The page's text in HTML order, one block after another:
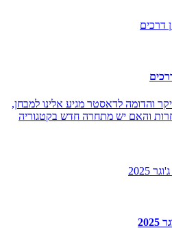
והדומה לדאסטר מגיע אלינו למבחן,
והאם יש מתחרה חדש בקטגוריה